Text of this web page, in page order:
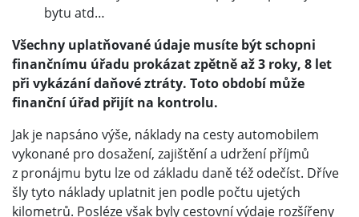
bytu atd…
Všechny uplatňované údaje musíte být schopni
finančnímu úřadu prokázat zpětně až 3 roky, 8 let
při vykázání daňové ztráty. Toto období může
finanční úřad přijít na kontrolu.
Jak je napsáno výše, náklady na cesty automobilem
vykonané pro dosažení, zajištění a udržení příjmů
z pronájmu bytu lze od základu daně též odečíst. Dříve
šly tyto náklady uplatnit jen podle počtu ujetých
kilometrů. Posléze však byly cestovní výdaje rozšířeny